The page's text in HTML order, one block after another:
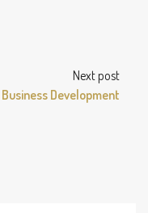
Next post
Development